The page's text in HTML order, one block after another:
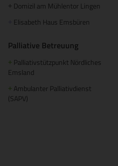
Domizil am Mühlentor Lingen
Elisabeth Haus Emsbüren
Palliative Betreuung
+ Palliativstützpunkt Nördliches
Emsland
+ Ambulanter Palliativdienst
(SAPV)